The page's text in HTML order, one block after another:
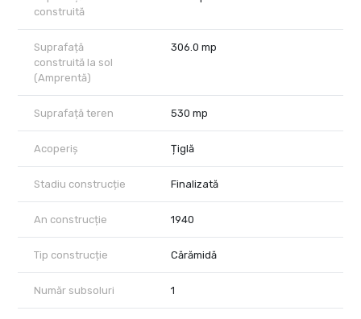
construită
Suprafață
construită la sol
(Amprentă)
306.0 mp
Suprafață teren 530 mp
Acoperiș Țiglă
Stadiu construcție Finalizată
An construcție 1940
Tip construcție Cărămidă
Număr subsoluri 1